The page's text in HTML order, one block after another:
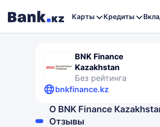
Карты Кредиты
BNK Finance
Kazakhstan
Без рейтинга
bnkfinance.kz
О BNK Finance
Отзывы